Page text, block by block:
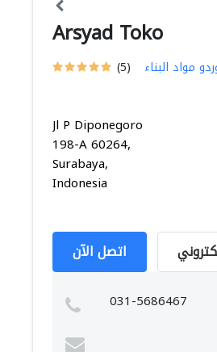
Arsyad Toko
(5) مواد البناء
Jl P Diponegoro
198-A 60264,
Surabaya,
Indonesia
اتصل الآن
031-5686467